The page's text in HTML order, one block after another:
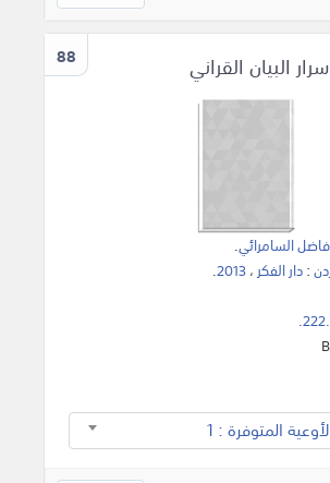
88 البيان القراني
فاضل السامرائي.
:دار الفكر ،2013
.
المتوفرة : 1